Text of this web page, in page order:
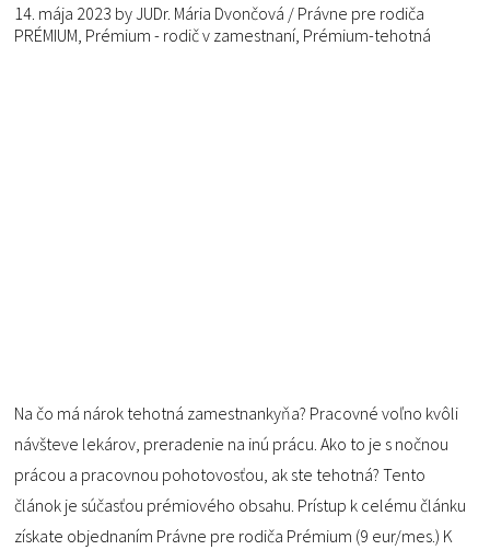
14. mája 2023 byJUDr. Mária Dvončová / Právne pre rodiča
PRÉMIUM, Prémium - rodič v zamestnaní, Prémium-tehotná
Na čo má nárok tehotná zamestnankyňa? Pracovné voľno kvôli
návšteve lekárov, preradenie na inú prácu. Ako to je s nočnou
prácou a pracovnou pohotovosťou, ak ste tehotná? Tento
článok je súčasťou prémiového obsahu. Prístup k celému článku
získate objednaním Právne pre rodiča Prémium (9 eur/mes.) K